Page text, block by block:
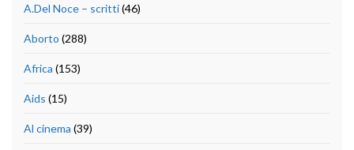
A.Del Noce – scritti(46)
Aborto (288)
Africa (153)
Aids (15)
Al cinema (39)